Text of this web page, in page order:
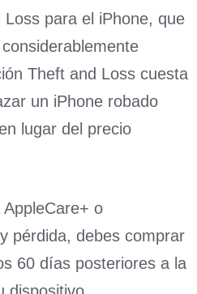
para el iPhone, que
Theft and Loss cuesta
un iPhone robado
lugar del precio
o
pérdida, debes comprar
60 días posteriores a la